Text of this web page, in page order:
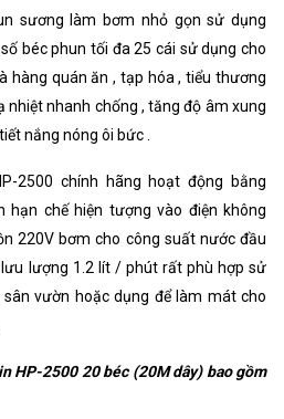
sương làm bơm nhỏ gọn sử dụng
béc phun tối đa 25 cái sử dụng cho
hàng quán ăn , tạp hóa , tiểu thương
nhiệt nhanh chống , tăng độ âm xung
nắng nóng ôi bức .
2500 chính hãng hoạt động bằng
chế hiện tượng vào điện không
220V bơm cho công suất nước đầu
lượng 1.2 lít / phút rất phù hợp sử
vườn hoặc dụng để làm mát cho
HP-2500 20 béc (20M dây) bao gồm